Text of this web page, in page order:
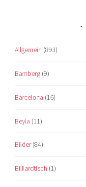
Allgemein (893)
Bamberg (9)
Barcelona (16)
Beyla (11)
Bilder(84)
Billiardtisch (1)